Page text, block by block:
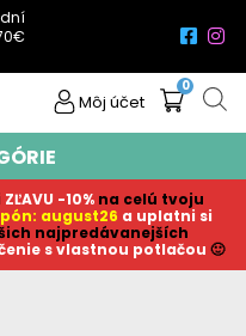
Môj účet
0
ZĽAVU -10% na celú tvoju
august26 a uplatni si
najpredávanejších
s vlastnou potlačou 🙂